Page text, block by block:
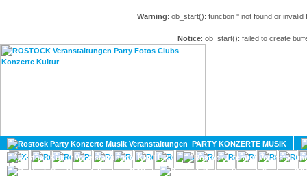
Warning: ob_start(): function '' not found or
Notice: ob_start(): failed to create
PARTY KONZERTE MUSIK
KULTUR
GAY